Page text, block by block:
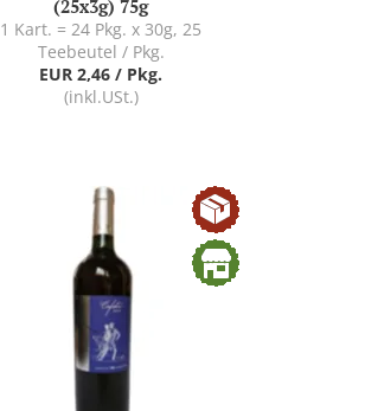
(25x3g) 75g
1 Kart. = 24 Pkg. x 30g, 25
Teebeutel / Pkg.
EUR 2,46 / Pkg.
(inkl.USt.)